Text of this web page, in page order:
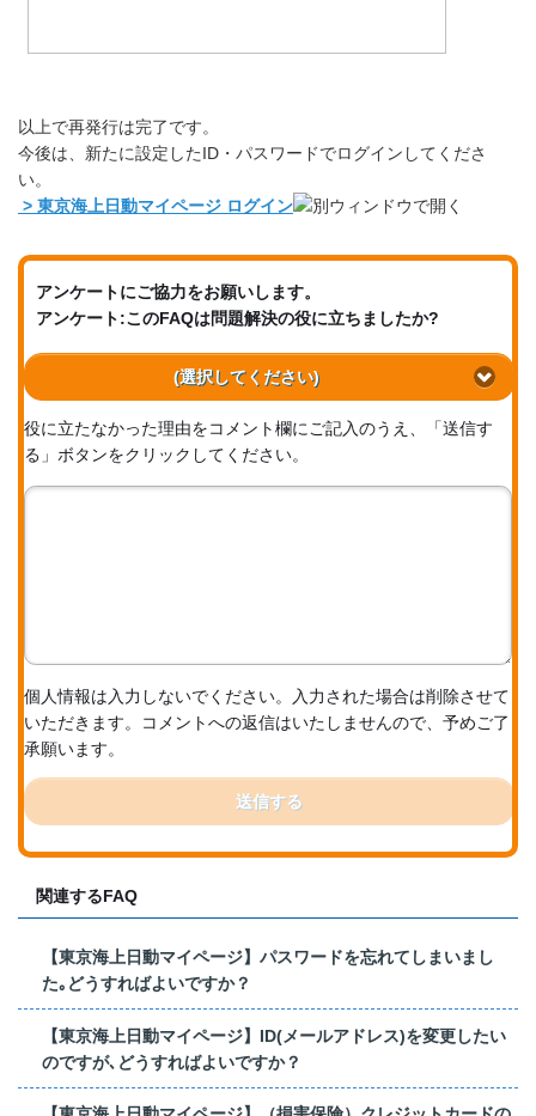
以上で再発行は完了です。
今後は、新たに設定したID・パスワードでログインしてくださ
い。
> 東京海上日動マイページ ログイン
アンケートにご協力をお願いします。
アンケート:このFAQは問題解決の役に立ちましたか?
(選択してください)
役に立たなかった理由をコメント欄にご記入のうえ、「送信す
る」ボタンをクリックしてください。
個人情報は入力しないでください。入力された場合は削除させて
いただきます。コメントへの返信はいたしませんので、予めご了
承願います。
送信する
関連するFAQ
【東京海上日動マイページ】パスワードを忘れてしまいまし
た｡どうすればよいですか？
【東京海上日動マイページ】ID(メールアドレス)を変更したい
のですが､どうすればよいですか？